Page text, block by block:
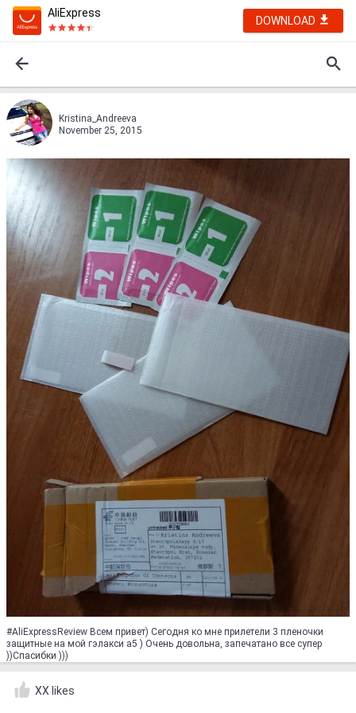
AliExpress
DOWNLOAD
Kristina_Andreeva
November 25, 2015
#AliExpressReview Всем привет) Сегодня ко мне прилетели 3 пленочки
защитные на мой гэлакси а5 ) Очень довольна, запечатано все супер
))Спасибки )))
XX likes